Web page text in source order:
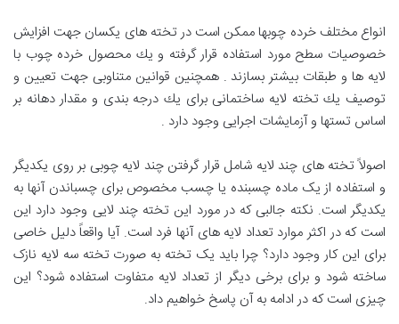
انواع مختلف خرده چوبها ممكن است در تخته های يكسان جهت افزايش
خصوصيات سطح مورد استفاده قرار گرفته و يك محصول خرده چوب با
لايه ها و طبقات بيشتر بسازند . همچنين قوانين متناوبی جهت تعيين و
توصيف يك تخته لايه ساختمانی برای يك درجه بندی و مقدار دهانه بر
اساس تستها و آزمايشات اجرايی وجود دارد .
اصولاً تخته های چند لایه شامل قرار گرفتن چند لایه چوبی بر روی یکدیگر
و استفاده از یک ماده چسبنده یا چسب مخصوص برای چسباندن آنها به
یکدیگر است. نکته جالبی که در مورد این تخته چند لایی وجود دارد این
است که در اکثر موارد تعداد لایه های آنها فرد است. آیا واقعاً دلیل خاصی
برای این کار وجود دارد؟ چرا باید یک تخته به صورت تخته سه لایه نازک
ساخته شود و برای برخی دیگر از تعداد لایه متفاوت استفاده شود؟ این
چیزی است که در ادامه به آن پاسخ خواهیم داد.